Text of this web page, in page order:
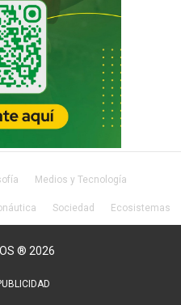
Medios y Tecnología
Sociedad Ecosistemas
® 2026